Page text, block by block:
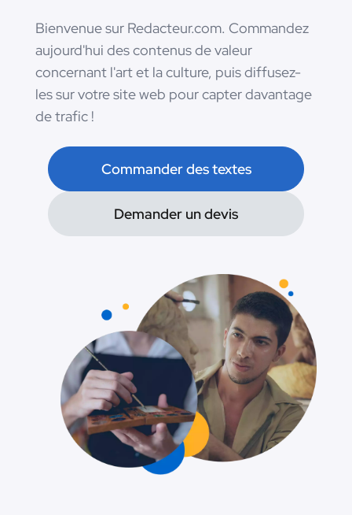
Bienvenue sur Redacteur.com. Commandez
aujourd'hui des contenus de valeur
concernant l'art et la culture, puis diffusez-
les sur votre site web pour capter davantage
de trafic !
Commander des textes
Demander un devis